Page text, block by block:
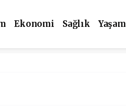
Ekonomi Sağlık Yaşam